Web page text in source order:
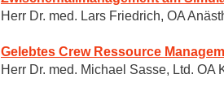
Herr Dr. med. Lars Friedrich, OA
Gelebtes Crew Ressource
Herr Dr. med. Michael Sasse, Ltd. OA